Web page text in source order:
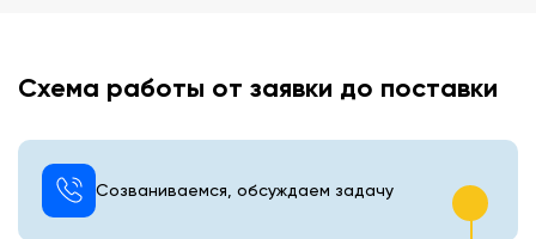
Схема работы от заявки до поставки
Созваниваемся, обсуждаем задачу